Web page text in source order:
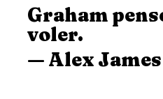
Graham
voler.
— Alex James